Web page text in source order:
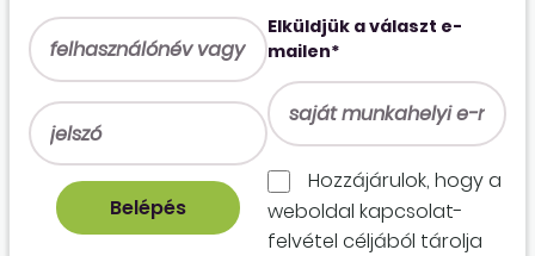
Elküldjük a választ e-
mailen*
Hozzájárulok, hogy a
weboldal kapcso­lat­
felvétel céljából tárolja